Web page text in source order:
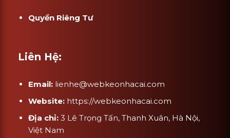
Quyền Riêng Tư
Liên Hệ:
Email: lienhe@webkeonhacai.com
Website: https://webkeonhacai.com
Địa chỉ:3 Lê Trọng Tấn, Thanh Xuân, Hà Nội,
Việt Nam